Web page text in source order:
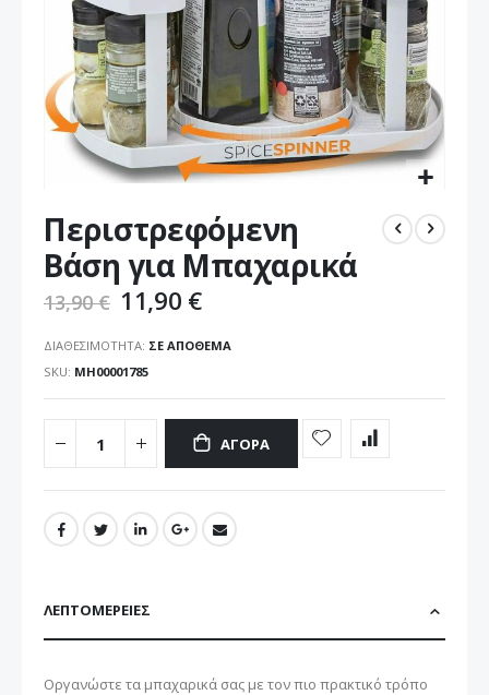
στην
αρχή
της
εικόνων
Περιστρεφόμενη
Βάση για Μπαχαρικά
13,90 € 11,90 €
ΔΙΑΘΕΣΙΜΌΤΗΤΑ: ΣΕ ΑΠΌΘΕΜΑ
SKU ΜΗ00001785
ΑΓΟΡΆ
ΛΕΠΤΟΜΈΡΕΙΕΣ
Οργανώστε τα μπαχαρικά σας με τον πιο πρακτικό τρόπο